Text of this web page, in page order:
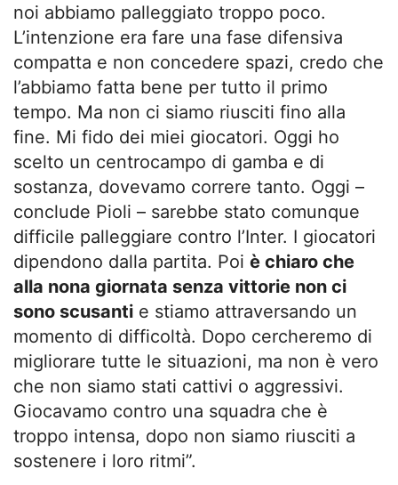
noi abbiamo palleggiato troppo poco.
L’intenzione era fare una fase difensiva
compatta e non concedere spazi, credo che
l’abbiamo fatta bene per tutto il primo
tempo. Ma non ci siamo riusciti fino alla
fine. Mi fido dei miei giocatori. Oggi ho
scelto un centrocampo di gamba e di
sostanza, dovevamo correre tanto. Oggi –
conclude Pioli – sarebbe stato comunque
difficile palleggiare contro l’Inter. I giocatori
dipendono dalla partita. Poi è chiaro che
alla nona giornata senza vittorie non ci
sono scusanti e stiamo attraversando un
momento di difficoltà. Dopo cercheremo di
migliorare tutte le situazioni, ma non è vero
che non siamo stati cattivi o aggressivi.
Giocavamo contro una squadra che è
troppo intensa, dopo non siamo riusciti a
sostenere i loro ritmi”.